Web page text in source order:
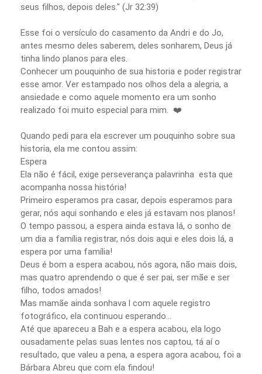
seus filhos, depois deles." (Jr 32:39)
Esse foi o versículo do casamento da Andri e do Jo,
antes mesmo deles saberem, deles sonharem, Deus já
tinha lindo planos para eles.
Conhecer um pouquinho de sua historia e poder registrar
esse amor. Ver estampado nos olhos dela a alegria, a
ansiedade e como aquele momento era um sonho
realizado foi muito especial para mim. ❤️
Quando pedi para ela escrever um pouquinho sobre sua
historia, ela me contou assim:
Espera
Ela não é fácil, exige perseverança palavrinha esta que
acompanha nossa história!
Primeiro esperamos pra casar, depois esperamos para
gerar, nós aqui sonhando e eles já estavam nos planos!
O tempo passou, a espera ainda estava lá, o sonho de
um dia a família registrar, nós dois aqui e eles dois lá, a
espera por uma família!
Deus é bom a espera acabou, nós agora, não mais dois,
mas quatro aprendendo o que é ser pai, ser mãe e ser
filho, todos amados!
Mas mamãe ainda sonhava l com aquele registro
fotográfico, ela continuou esperando...
Até que apareceu a Bah e a espera acabou, ela logo
ousadamente pelas suas lentes nos captou, tá aí o
resultado, que valeu a pena, a espera agora acabou, foi a
Bárbara Abreu que com ela findou!